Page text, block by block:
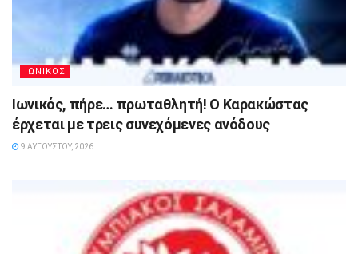
ΙΩΝΙΚΟΣ
Ιωνικός, πήρε… πρωταθλητή! Ο Καρακώστας
έρχεται με τρεις συνεχόμενες ανόδους
9 ΑΥΓΟΎΣΤΟΥ, 2026